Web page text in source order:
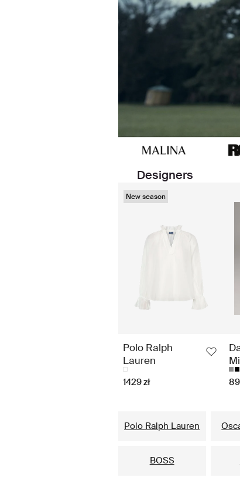
Designers
New season
Polo Ralph
Lauren
1429 zł
Polo Ralph Lauren
BOSS